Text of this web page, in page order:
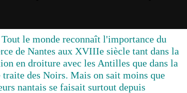
le monde reconnaît l'importance du
de Nantes aux XVIIIe siècle tant dans la
en droiture avec les Antilles que dans la
des Noirs. Mais on sait moins que
nantais se faisait surtout depuis